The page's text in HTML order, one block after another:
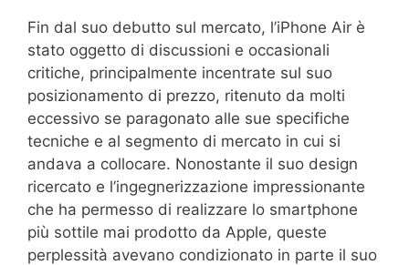
Fin dal suo debutto sul mercato, l’iPhone Air è
stato oggetto di discussioni e occasionali
critiche, principalmente incentrate sul suo
posizionamento di prezzo, ritenuto da molti
eccessivo se paragonato alle sue specifiche
tecniche e al segmento di mercato in cui si
andava a collocare. Nonostante il suo design
ricercato e l’ingegnerizzazione impressionante
che ha permesso di realizzare lo smartphone
più sottile mai prodotto da Apple, queste
perplessità avevano condizionato in parte il suo